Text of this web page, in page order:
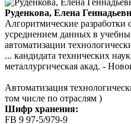
Руденкова, Елена
Алгоритмические
усреднением данных в
автоматизации
... кандидата технических
металлургическая акад. -
Автоматизация
том числе по отраслям )
Шифр хранения:
FB 9 97-5/979-9